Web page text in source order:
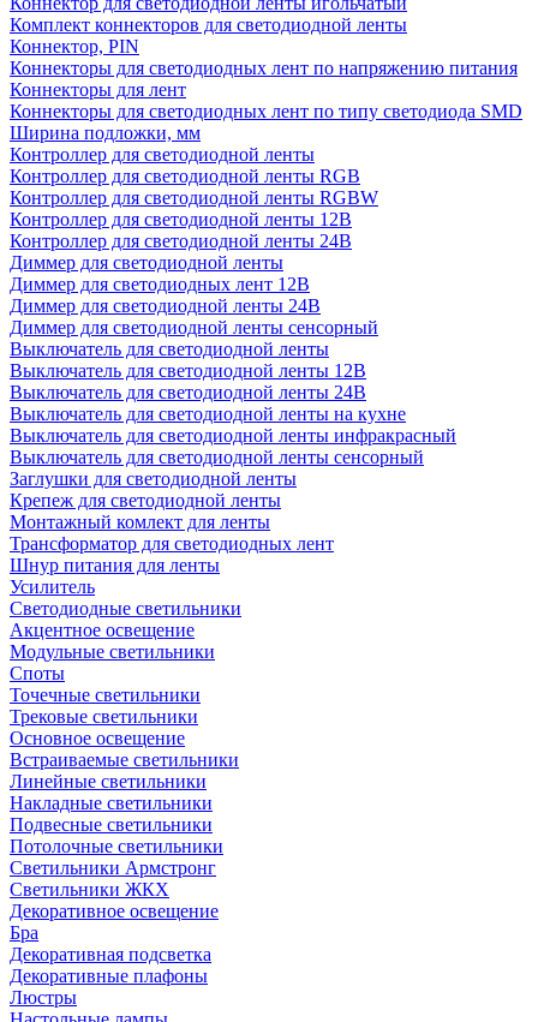
Комплект коннекторов для светодиодной ленты
Коннектор, PIN
Коннекторы для светодиодных лент по напряжению питания
Коннекторы для лент
Коннекторы для светодиодных лент по типу светодиода SMD
Ширина подложки, мм
Контроллер для светодиодной ленты
Контроллер для светодиодной ленты RGB
Контроллер для светодиодной ленты RGBW
Контроллер для светодиодной ленты 12В
Контроллер для светодиодной ленты 24В
Диммер для светодиодной ленты
Диммер для светодиодных лент 12В
Диммер для светодиодной ленты 24В
Диммер для светодиодной ленты сенсорный
Выключатель для светодиодной ленты
Выключатель для светодиодной ленты 12В
Выключатель для светодиодной ленты 24В
Выключатель для светодиодной ленты на кухне
Выключатель для светодиодной ленты инфракрасный
Выключатель для светодиодной ленты сенсорный
Заглушки для светодиодной ленты
Крепеж для светодиодной ленты
Монтажный комлект для ленты
Трансформатор для светодиодных лент
Шнур питания для ленты
Усилитель
Светодиодные светильники
Акцентное освещение
Модульные светильники
Споты
Точечные светильники
Трековые светильники
Основное освещение
Встраиваемые светильники
Линейные светильники
Накладные светильники
Подвесные светильники
Потолочные светильники
Светильники Армстронг
Светильники ЖКХ
Декоративное освещение
Бра
Декоративная подсветка
Декоративные плафоны
Люстры